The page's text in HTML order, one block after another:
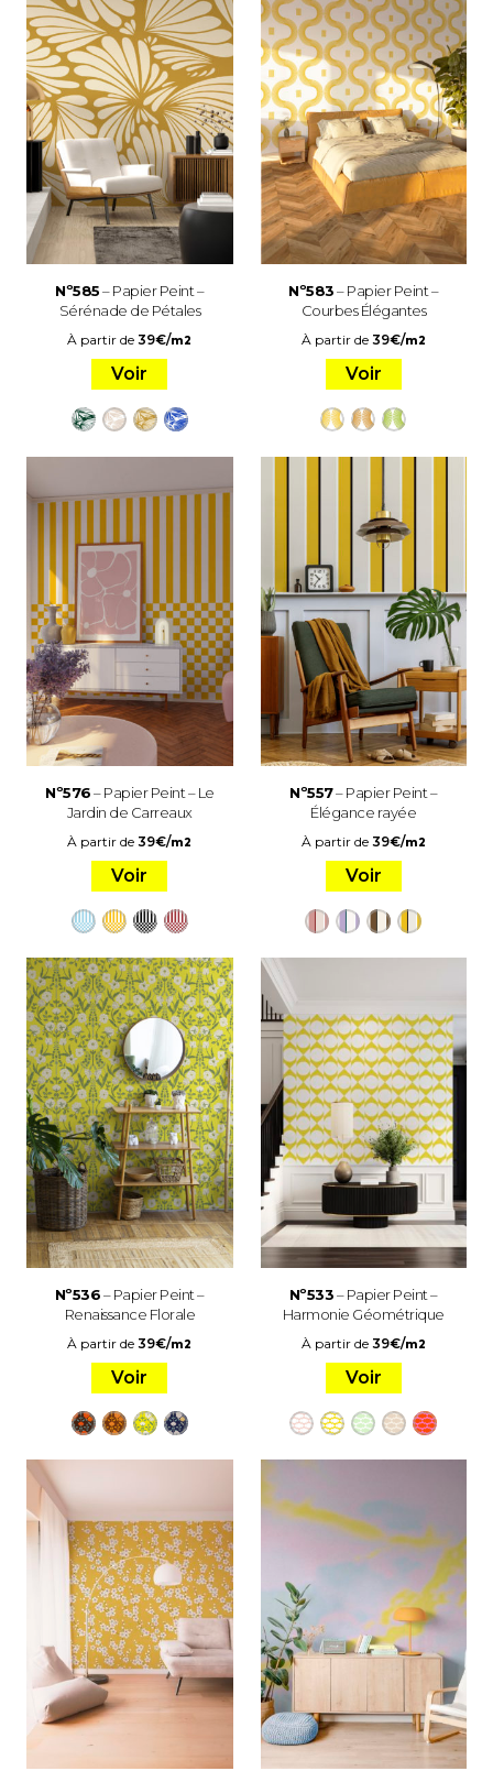
Nº585– Papier Peint –
Sérénade de Pétales
À partir de39€/m2
Voir
Nº583– Papier Peint –
Courbes Élégantes
À partir de 39€/m2
Voir
Nº576– Papier Peint – Le
Jardin de Carreaux
À partir de39€/m2
Voir
Nº557– Papier Peint –
Élégance rayée
À partir de 39€/m2
Voir
Nº536– Papier Peint –
Renaissance Florale
À partir de39€/m2
Voir
Nº533– Papier Peint –
Harmonie Géométrique
À partir de 39€/m2
Voir